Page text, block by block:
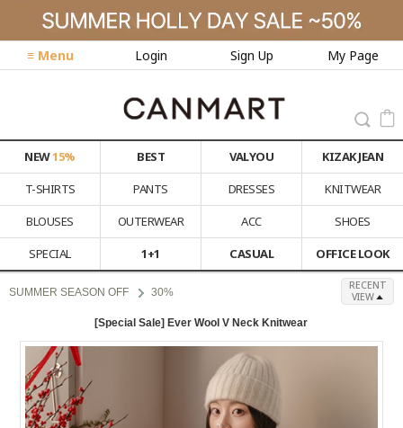
≡ Menu Login Sign Up My Page
NEW15% BEST VALYOU
KIZAK JEAN
T-SHIRTS
PANTS DRESSES
KNITWEAR
BLOUSES
OUTERWEAR ACC
SHOES
SPECIAL
1+1 CASUAL OFFICE LOOK
SUMMER SEASON OFF 30%
RECENT
VIEW
[Special Sale] Ever Wool V Neck Knitwear